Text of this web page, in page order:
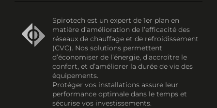
Spirotech est un expert de 1er plan en
matière d’amélioration de l’efficacité des
réseaux de chauffage et de refroidissement
(CVC). Nos solutions permettent
d’économiser de l’énergie, d’accroître le
confort, et d’améliorer la durée de vie des
équipements.
Protéger vos installations assure leur
performance optimale dans le temps et
sécurise vos investissements.